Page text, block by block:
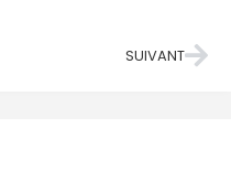
SUIVANT